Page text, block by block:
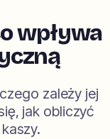
wpływa
zależy jej
jak obliczyć